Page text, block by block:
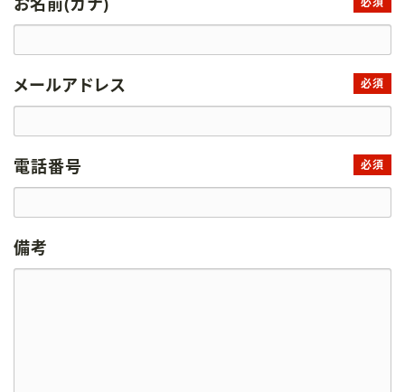
メールアドレス 必須
電話番号 必須
備考